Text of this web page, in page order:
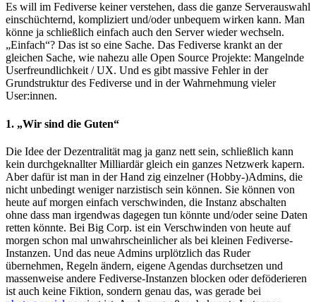
Es will im Fediverse keiner verstehen, dass die ganze Serverauswahl
einschüchternd, kompliziert und/oder unbequem wirken kann. Man
könne ja schließlich einfach auch den Server wieder wechseln.
„Einfach“? Das ist so eine Sache. Das Fediverse krankt an der
gleichen Sache, wie nahezu alle Open Source Projekte: Mangelnde
Userfreundlichkeit / UX. Und es gibt massive Fehler in der
Grundstruktur des Fediverse und in der Wahrnehmung vieler
User:innen.
1. „Wir sind die Guten“
Die Idee der Dezentralität mag ja ganz nett sein, schließlich kann
kein durchgeknallter Milliardär gleich ein ganzes Netzwerk kapern.
Aber dafür ist man in der Hand zig einzelner (Hobby-)Admins, die
nicht unbedingt weniger narzistisch sein können. Sie können von
heute auf morgen einfach verschwinden, die Instanz abschalten
ohne dass man irgendwas dagegen tun könnte und/oder seine Daten
retten könnte. Bei Big Corp. ist ein Verschwinden von heute auf
morgen schon mal unwahrscheinlicher als bei kleinen Fediverse-
Instanzen. Und das neue Admins urplötzlich das Ruder
übernehmen, Regeln ändern, eigene Agendas durchsetzen und
massenweise andere Fediverse-Instanzen blocken oder deföderieren
ist auch keine Fiktion, sondern genau das, was gerade bei